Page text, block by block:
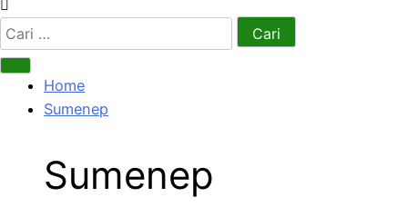
Cari
untuk:
Home
Sumenep
Sumenep